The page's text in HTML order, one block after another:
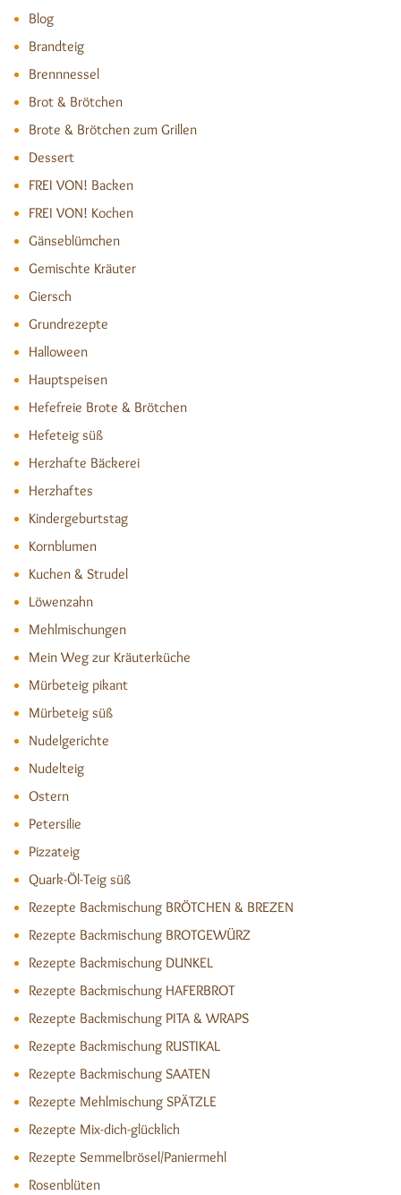
Blog
Brandteig
Brennnessel
Brot & Brötchen
Brote & Brötchen zum Grillen
Dessert
FREI VON! Backen
FREI VON! Kochen
Gänseblümchen
Gemischte Kräuter
Giersch
Grundrezepte
Halloween
Hauptspeisen
Hefefreie Brote & Brötchen
Hefeteig süß
Herzhafte Bäckerei
Herzhaftes
Kindergeburtstag
Kornblumen
Kuchen & Strudel
Löwenzahn
Mehlmischungen
Mein Weg zur Kräuterküche
Mürbeteig pikant
Mürbeteig süß
Nudelgerichte
Nudelteig
Ostern
Petersilie
Pizzateig
Quark-Öl-Teig süß
Rezepte Backmischung BRÖTCHEN & BREZEN
Rezepte Backmischung BROTGEWÜRZ
Rezepte Backmischung DUNKEL
Rezepte Backmischung HAFERBROT
Rezepte Backmischung PITA & WRAPS
Rezepte Backmischung RUSTIKAL
Rezepte Backmischung SAATEN
Rezepte Mehlmischung SPÄTZLE
Rezepte Mix-dich-glücklich
Rezepte Semmelbrösel/Paniermehl
Rosenblüten